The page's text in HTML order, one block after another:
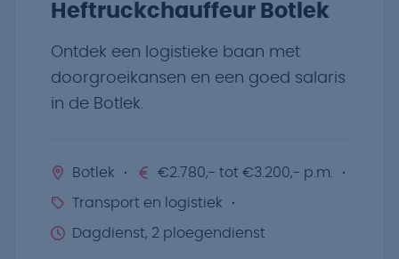
Heftruckchauffeur Botlek
Ontdek een logistieke baan met
doorgroeikansen en een goed salaris
in de Botlek.
Botlek €2.780,- tot €3.200,- p.m.
Transport en logistiek
Dagdienst, 2 ploegendienst